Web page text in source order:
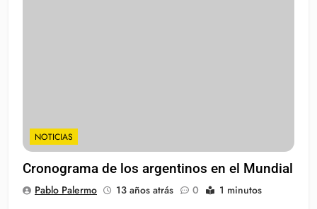
NOTICIAS
Cronograma de los argentinos en el Mundial
Pablo Palermo 13 años atrás 0 1 minutos